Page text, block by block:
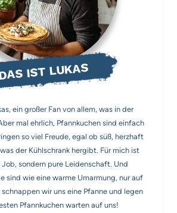
IST LUKAS
ein großer Fan von allem, was in der
mal ehrlich, Pfannkuchen sind einfach
so viel Freude, egal ob süß, herzhaft
der Kühlschrank hergibt. Für mich ist
Job, sondern pure Leidenschaft. Und
sind wie eine warme Umarmung, nur auf
schnappen wir uns eine Pfanne und legen
Pfannkuchen warten auf uns!